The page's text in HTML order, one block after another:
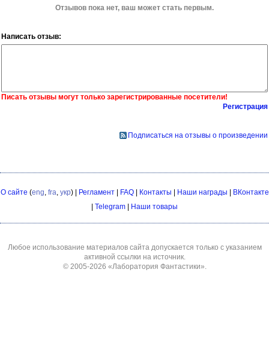
Отзывов пока нет, ваш может стать первым.
Написать отзыв:
Писать отзывы могут только зарегистрированные посетители!
Регистрация
Подписаться на отзывы о произведении
О сайте (eng fra укр) | Регламент| FAQ| Контакты | Наши награды | ВКонтакте
| Telegram | Наши товары
Любое использование материалов сайта допускается только с указанием
активной ссылки на источник.
© 2005-2026 «Лаборатория Фантастики»